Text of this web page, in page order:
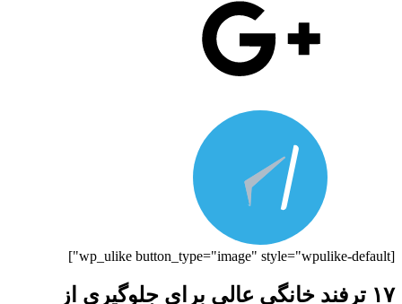
[wp_ulike button_type="image" style="wpulike-default"]
۱۷ ترفند خانگی عالی برای جلوگیری از